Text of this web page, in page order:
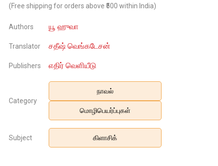
(Free shipping for orders above ₹500 within India)
Authors யூ ஹுவா
Translator சதீஷ் வெங்கடேசன்
Publishers எதிர் வெளியீடு
Category
நாவல்
மொழிபெயர்ப்புகள்
Subject கிளாசிக்